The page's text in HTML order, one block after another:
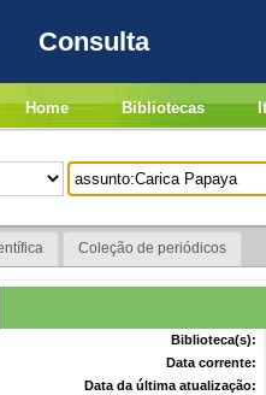
Consulta
Home Bibliotecas
Coleção de periódicos
Biblioteca(s):
Data corrente:
Data da última atualização: